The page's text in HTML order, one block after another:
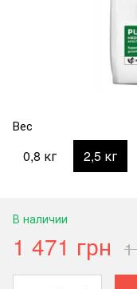
Вес
0,8 кг 2,5 кг
В наличии
1 471 грн